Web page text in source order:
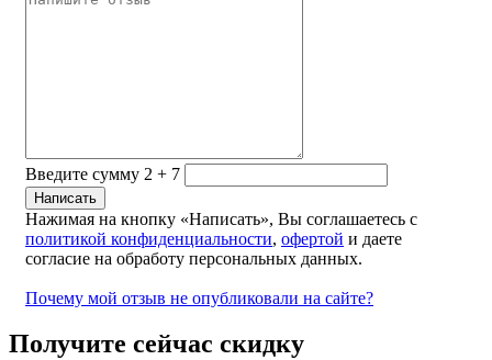
Введите сумму 2 + 7
Нажимая на кнопку «Написать», Вы соглашаетесь с
политикой конфиденциальности, офертой и даете
согласие на обработу персональных данных.
Почему мой отзыв не опубликовали на сайте?
Получите сейчас скидку